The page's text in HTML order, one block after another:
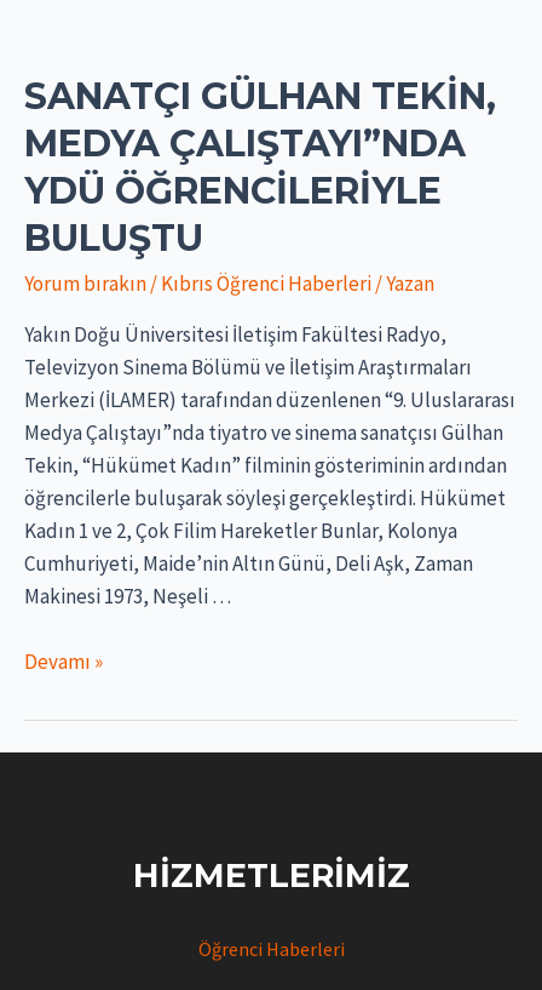
SANATÇI GÜLHAN TEKIN,
MEDYA ÇALIŞTAYI”NDA
YDÜ ÖĞRENCILERIYLE
BULUŞTU
Yorum bırakın/Kıbrıs Öğrenci Haberleri/ Yazan
Yakın Doğu Üniversitesi İletişim Fakültesi Radyo,
Televizyon Sinema Bölümü ve İletişim Araştırmaları
Merkezi (İLAMER) tarafından düzenlenen “9. Uluslararası
Medya Çalıştayı”nda tiyatro ve sinema sanatçısı Gülhan
Tekin, “Hükümet Kadın” filminin gösteriminin ardından
öğrencilerle buluşarak söyleşi gerçekleştirdi. Hükümet
Kadın 1 ve 2, Çok Filim Hareketler Bunlar, Kolonya
Cumhuriyeti, Maide’nin Altın Günü, Deli Aşk, Zaman
Makinesi 1973, Neşeli …
Sanatçı
Tekin,
Medya
Devamı »
HIZMETLERIMIZ
Öğrenci Haberleri